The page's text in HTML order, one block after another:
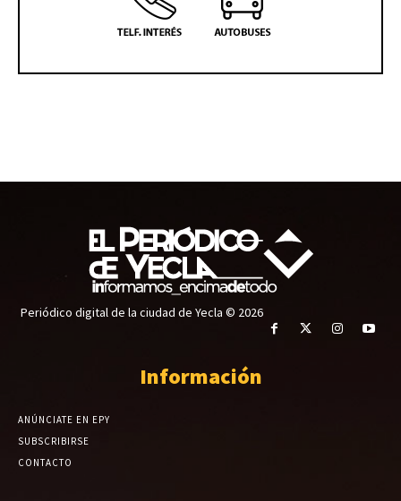
Periódico digital de la ciudad de Yecla © 2026
Información
ANÚNCIATE EN EPY
SUBSCRIBIRSE
CONTACTO